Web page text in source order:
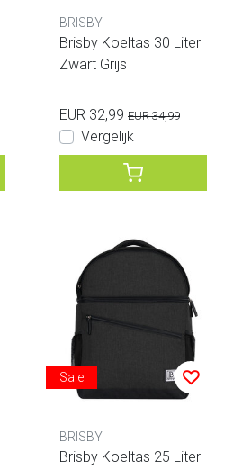
BRISBY
Brisby Koeltas 30 Liter
Zwart Grijs
EUR 32,99 EUR 34,99
Vergelijk
Sale
BRISBY
Brisby Koeltas 25 Liter